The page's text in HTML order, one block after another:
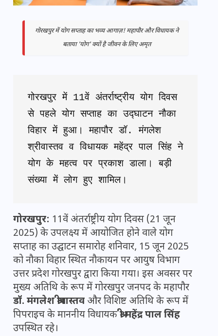
गोरखपुर में योग सप्ताह का भव्य आगाज़! महापौर और विधायक ने
बताया 'योग' क्यों है जीवन के लिए अमृत
गोरखपुर में 11वें अंतर्राष्ट्रीय योग दिवस
से पहले योग सप्ताह का उद्घाटन नौका
विहार में हुआ। महापौर डॉ. मंगलेश
श्रीवास्तव व विधायक महेंद्र पाल सिंह ने
योग के महत्व पर प्रकाश डाला। बड़ी
संख्या में लोग हुए शामिल।
गोरखपुर: 11वें अंतर्राष्ट्रीय योग दिवस (21 जून
2025) के उपलक्ष्य में आयोजित होने वाले योग
सप्ताह का उद्घाटन समारोह शनिवार, 15 जून 2025
को नौका विहार स्थित नौकायन पर आयुष विभाग
उत्तर प्रदेश गोरखपुर द्वारा किया गया। इस अवसर पर
मुख्य अतिथि के रूप में गोरखपुर जनपद के महापौर
डॉ. मंगलेश श्रीवास्तव और विशिष्ट अतिथि के रूप में
पिपराइच के माननीय विधायकश्री महेंद्र पाल सिंह
उपस्थित रहे।